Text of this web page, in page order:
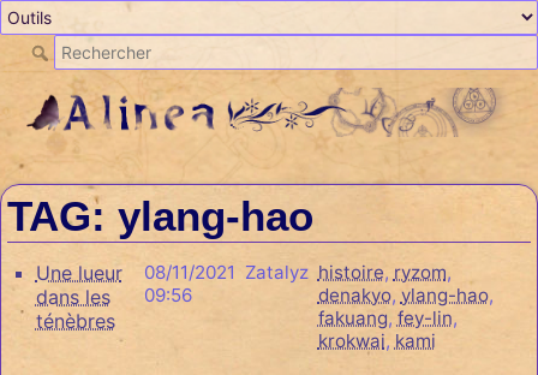
TAG: ylang-hao
Une lueur
dans les
ténèbres
08/11/2021
09:56
Zatalyz histoire, ryzom,
denakyo, ylang-hao,
fakuang, fey-lin,
krokwai, kami